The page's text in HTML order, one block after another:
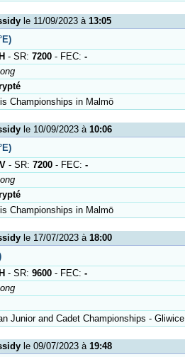
le 11/09/2023 à 13:05
H - SR: 7200 - FEC: -
Championships in Malmö
le 10/09/2023 à 10:06
V - SR: 7200 - FEC: -
Championships in Malmö
le 17/07/2023 à 18:00
H - SR: 9600 - FEC: -
Junior and Cadet Championships - Gliwice
le 09/07/2023 à 19:48